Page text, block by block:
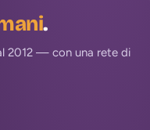
.
2012 — con una rete di